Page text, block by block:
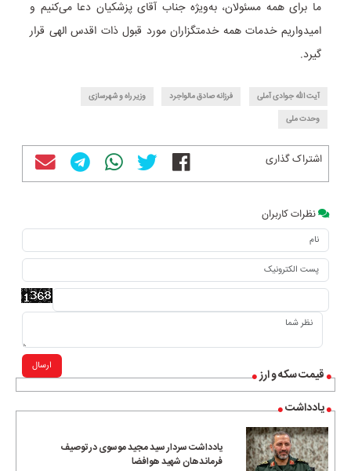
قیمت سکه و ارز
یادداشت
یادداشت سردار سید مجید موسوی در توصیف
فرماندهان شهید هوافضا
ما برای همه مسئولان، به‌ویژه جناب آقای پزشکیان دعا می‌کنیم و
امیدواریم خدمات همه خدمتگزاران مورد قبول ذات اقدس الهی قرار
گیرد.
آیت الله جوادی آملی فرزانه صادق مالواجرد
وزیر راه و شهرسازی
وحدت ملی
اشتراک گذاری
نظرات کاربران
ارسال